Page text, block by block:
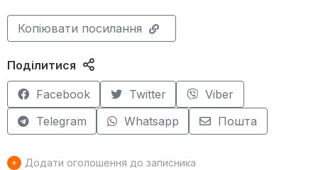
Копіювати посилання
Поділитися
Facebook Twitter
Viber
Telegram
Whatsapp Пошта
Додати оголошення до записника